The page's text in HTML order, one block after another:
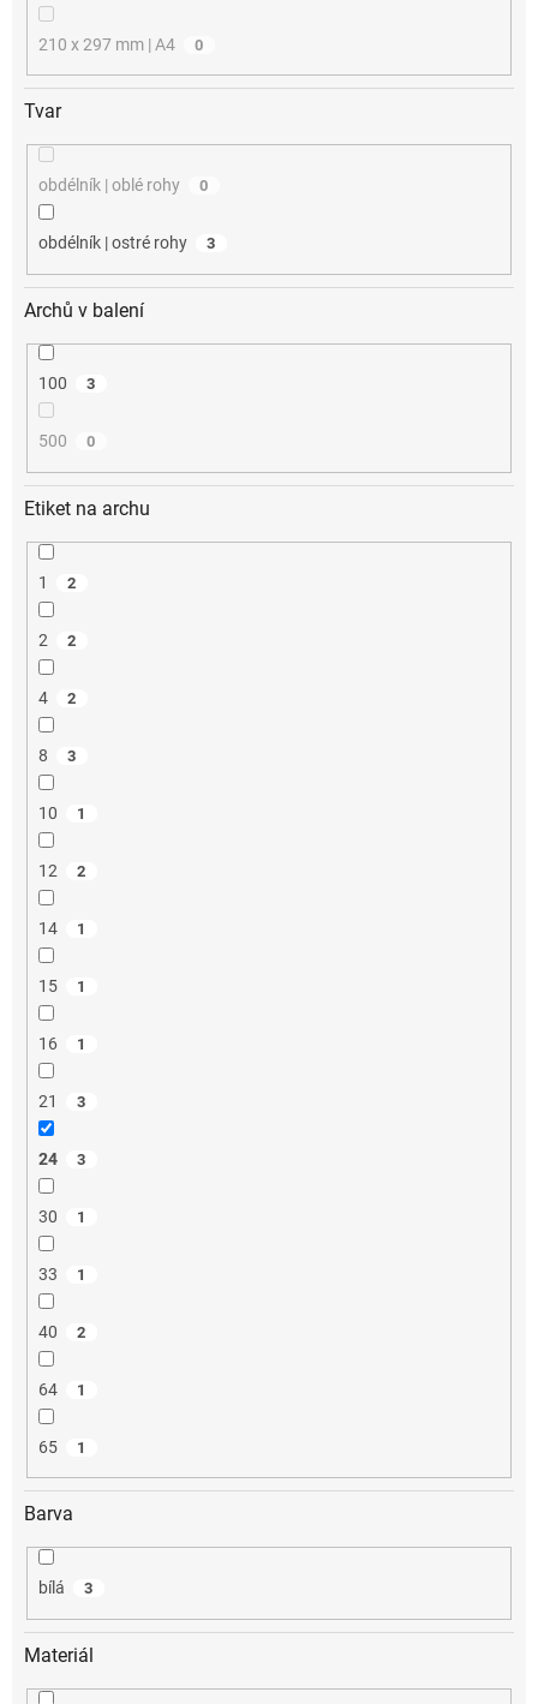
210 x 297 mm | A4 0
Tvar
obdélník | oblé rohy 0
obdélník | ostré rohy 3
Archů v balení
100 3
500 0
Etiket na archu
1 2
2 2
4 2
8 3
10 1
12 2
14 1
15 1
16 1
21 3
24 3
30 1
33 1
40 2
64 1
65 1
Barva
bílá 3
Materiál